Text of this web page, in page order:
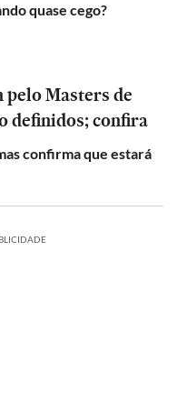
quase cego?
pelo Masters de
definidos; confira
confirma que estará